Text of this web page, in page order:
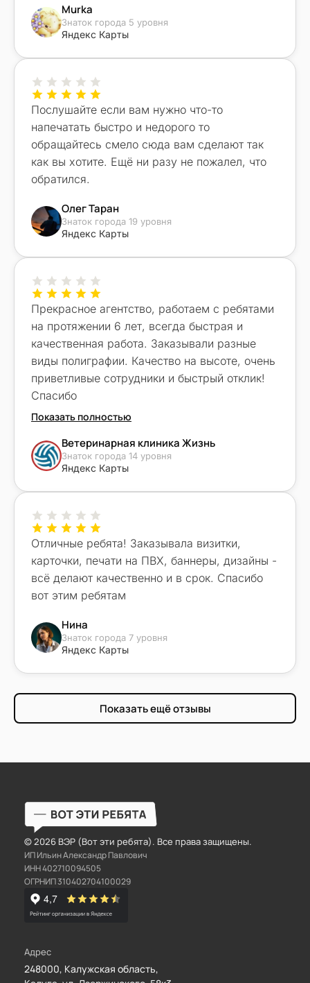
Murka
Знаток города 5 уровня
Яндекс Карты
Послушайте если вам нужно что-то
напечатать быстро и недорого то
обращайтесь смело сюда вам сделают так
как вы хотите. Ещё ни разу не пожалел, что
обратился.
Олег Таран
Знаток города 19 уровня
Яндекс Карты
Прекрасное агентство, работаем с ребятами
на протяжении 6 лет, всегда быстрая и
качественная работа. Заказывали разные
виды полиграфии. Качество на высоте, очень
приветливые сотрудники и быстрый отклик!
Спасибо
Показать полностью
Ветеринарная клиника Жизнь
Знаток города 14 уровня
Яндекс Карты
Отличные ребята! Заказывала визитки,
карточки, печати на ПВХ, баннеры, дизайны -
всё делают качественно и в срок. Спасибо
вот этим ребятам
Нина
Знаток города 7 уровня
Яндекс Карты
Показать ещё отзывы
© 2026 ВЭР (Вот эти ребята). Все права защищены.
ИП Ильин Александр Павлович
ИНН 402710094505
ОГРНИП 310402704100029
Адрес
248000, Калужская область,